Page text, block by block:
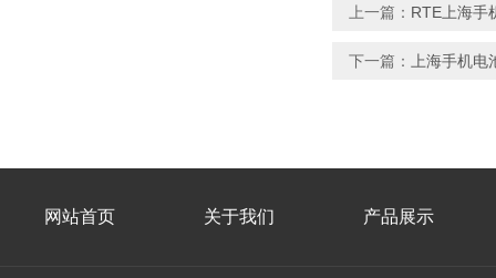
上一篇： RTE上海手
下一篇： 上海手机
网站首页 关于我们 产品展示